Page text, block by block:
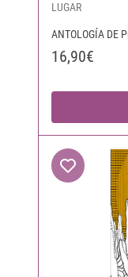
LUGAR
ANTOLOGÍA DE
16,90€